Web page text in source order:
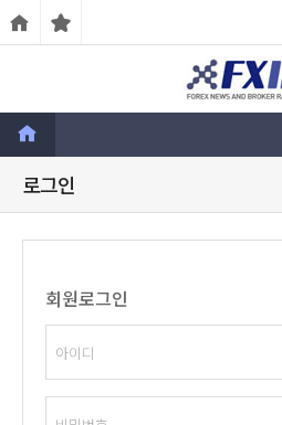
로그인
회원로그인